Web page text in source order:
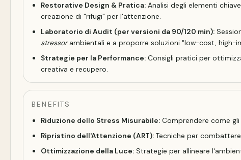
Restorative Design & Pratica: Analisi degli elementi
creazione di "rifugi" per l'attenzione.
Laboratorio di Audit (per versioni da 90/120 min):
stressorambientali e a proporre soluzioni "low-cost, high-
Strategie per la Performance: Consigli pratici per
creativa e recupero.
BENEFITS
Riduzione dello Stress Misurabile: Comprendere come
Ripristino dell'Attenzione (ART): Tecniche per
Ottimizzazione della Luce: Strategie per allineare